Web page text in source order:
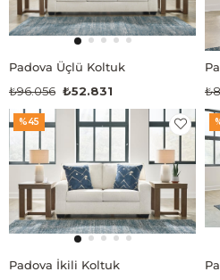
Padova Üçlü Koltuk
₺52.831
₺96.056
Padova İkili Koltuk
%45